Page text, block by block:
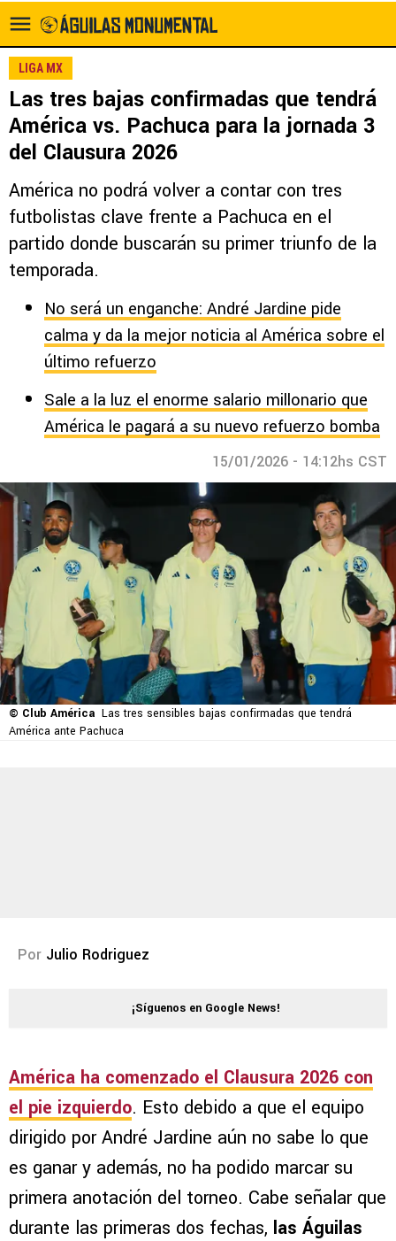
LIGA MX
Las tres bajas confirmadas que tendrá
América vs. Pachuca para la jornada 3
del Clausura 2026
América no podrá volver a contar con tres
futbolistas clave frente a Pachuca en el
partido donde buscarán su primer triunfo de la
temporada.
No será un enganche: André Jardine pide
calma y da la mejor noticia al América sobre el
último refuerzo
Sale a la luz el enorme salario millonario que
América le pagará a su nuevo refuerzo bomba
15/01/2026 - 14:12hs CST
© Club América Las tres sensibles bajas confirmadas que tendrá
América ante Pachuca
Por Julio Rodriguez
¡Síguenos en Google News!
América ha comenzado el Clausura 2026 con
el pie izquierdo. Esto debido a que el equipo
dirigido por André Jardine aún no sabe lo que
es ganar y además, no ha podido marcar su
primera anotación del torneo. Cabe señalar que
durante las primeras dos fechas, las Águilas